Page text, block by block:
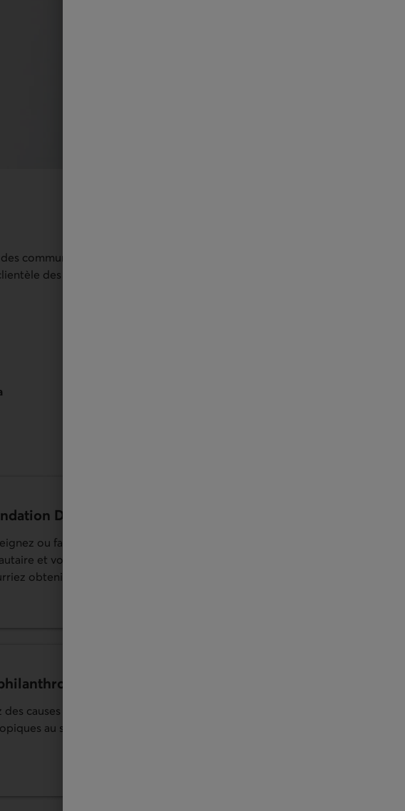
communautés. Elle soutient la
des leviers d’action
Desjardins
ou faites de l’intervention en milieu scolaire ou
et vous voulez réaliser un projet avec vos jeunes?
obtenir une aide financière.
Desjardins
des causes qui vous tiennent à cœur. Découvrez nos Fonds
au sein de la Fondation Desjardins ou créez le